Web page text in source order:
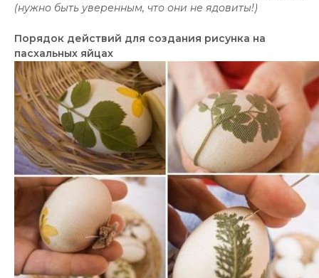
(нужно быть уверенным, что они не ядовиты!)
Порядок действий для создания рисунка на
пасхальных яйцах